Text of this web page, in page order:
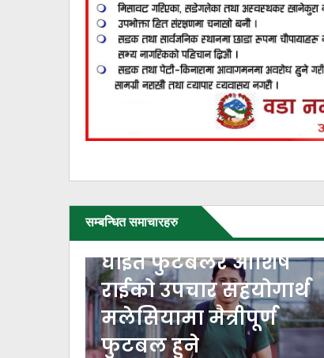
सम्बन्धित समाचारहरु
घाइते फुटबलर आशिष
राईको उपचार सहयोगार्थ
मलेसियामा मैत्रीपूर्ण
फुटबल हुने